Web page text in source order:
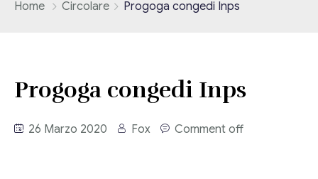
Contabilità
Adempimenti Dichiarativi e Fiscali
Home Circolare Progoga congedi Inps
Progoga congedi Inps
26 Marzo 2020 Fox Comment off